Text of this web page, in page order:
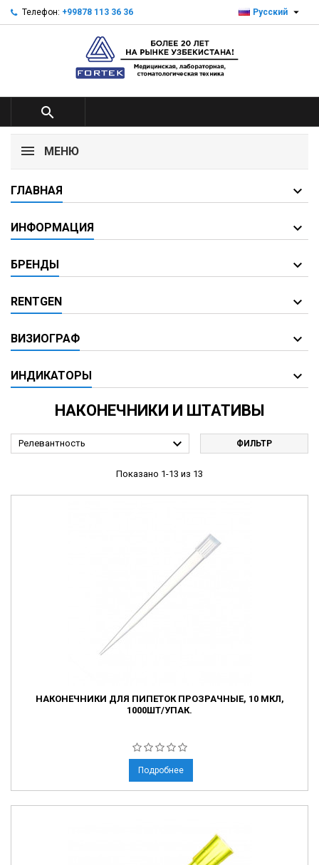
Телефон: +99878 113 36 36 Русский 

МЕНЮ
ГЛАВНАЯ
ИНФОРМАЦИЯ
БРЕНДЫ
RENTGEN
ВИЗИОГРАФ
ИНДИКАТОРЫ
НАКОНЕЧНИКИ И ШТАТИВЫ
Релевантность  ФИЛЬТР
Показано 1-13 из 13
НАКОНЕЧНИКИ ДЛЯ ПИПЕТОК ПРОЗРАЧНЫЕ, 10 МКЛ,
1000ШТ/УПАК.
Подробнее